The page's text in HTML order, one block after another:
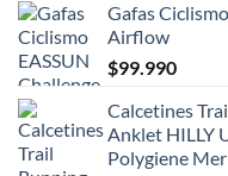
Gafas
Airflow
$99.990
Calcetines
Anklet HILLY
Polygiene